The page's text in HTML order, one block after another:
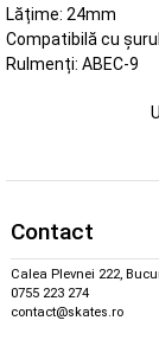
Lățime: 24mm
Compatibilă cu
Rulmenți: ABEC-9
Contact
Calea Plevnei 222,
0755 223 274
contact@skates.ro